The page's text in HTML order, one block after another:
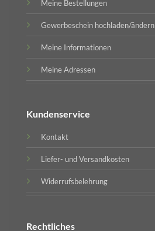
Meine Bestellungen
Gewerbeschein hochladen/ändern
Meine Informationen
Meine Adressen
Kundenservice
Kontakt
Liefer- und Versandkosten
Widerrufsbelehrung
Rechtliches